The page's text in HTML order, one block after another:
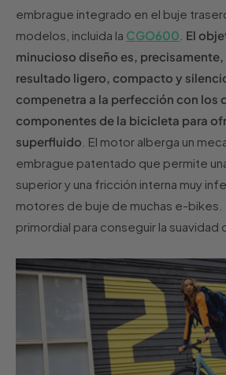
embrague integrado en el buje
modelos, incluida la CGO600 El
minucioso diseño es, precisamente,
resultado ligero, compacto y
compenetra a la perfección con los
componentes de la bicicleta para
superfluido . El motor alberga un
embrague patentado que permite
superior y una fricción interna muy
motores de buje de muchas e-bikes.
primordial para conseguir la suavidad